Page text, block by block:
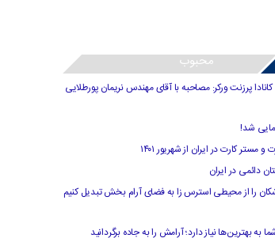
محبوب
کانادا پرزنت ورکر: مصاحبه با آقای مهندس نریمان پورطلایی
شد!
و مستر کارت در ایران از شهریور ۱۴۰۱
دائمی در ایران
را از محیطی استرس زا به فضای آرام بخش تبدیل کنیم
به بهترین‌ها نیاز دارد؛ آرامش را به جاده برگردانید